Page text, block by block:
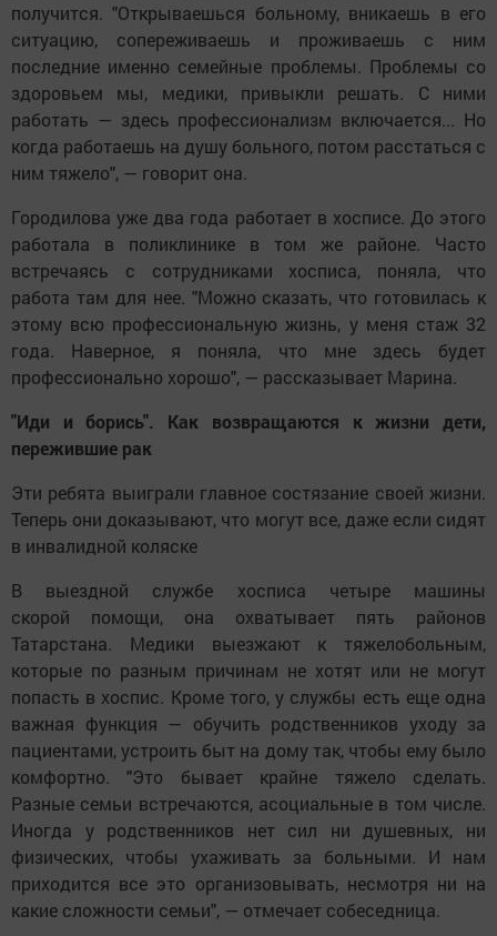
получится. "Открываешься больному, вникаешь в его
ситуацию, сопереживаешь и проживаешь с ним
последние именно семейные проблемы. Проблемы со
здоровьем мы, медики, привыкли решать. С ними
работать — здесь профессионализм включается... Но
когда работаешь на душу больного, потом расстаться с
ним тяжело", — говорит она.
Городилова уже два года работает в хосписе. До этого
работала в поликлинике в том же районе. Часто
встречаясь с сотрудниками хосписа, поняла, что
работа там для нее. "Можно сказать, что готовилась к
этому всю профессиональную жизнь, у меня стаж 32
года. Наверное, я поняла, что мне здесь будет
профессионально хорошо", — рассказывает Марина.
"Иди и борись". Как возвращаются к жизни дети,
пережившие рак
Эти ребята выиграли главное состязание своей жизни.
Теперь они доказывают, что могут все, даже если сидят
в инвалидной коляске
В выездной службе хосписа четыре машины
скорой помощи, она охватывает пять районов
Татарстана. Медики выезжают к тяжелобольным,
которые по разным причинам не хотят или не могут
попасть в хоспис. Кроме того, у службы есть еще одна
важная функция — обучить родственников уходу за
пациентами, устроить быт на дому так, чтобы ему было
комфортно. "Это бывает крайне тяжело сделать.
Разные семьи встречаются, асоциальные в том числе.
Иногда у родственников нет сил ни душевных, ни
физических, чтобы ухаживать за больными. И нам
приходится все это организовывать, несмотря ни на
какие сложности семьи", — отмечает собеседница.